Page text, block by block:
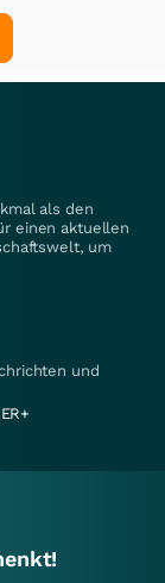
als den
einen aktuellen
um
und